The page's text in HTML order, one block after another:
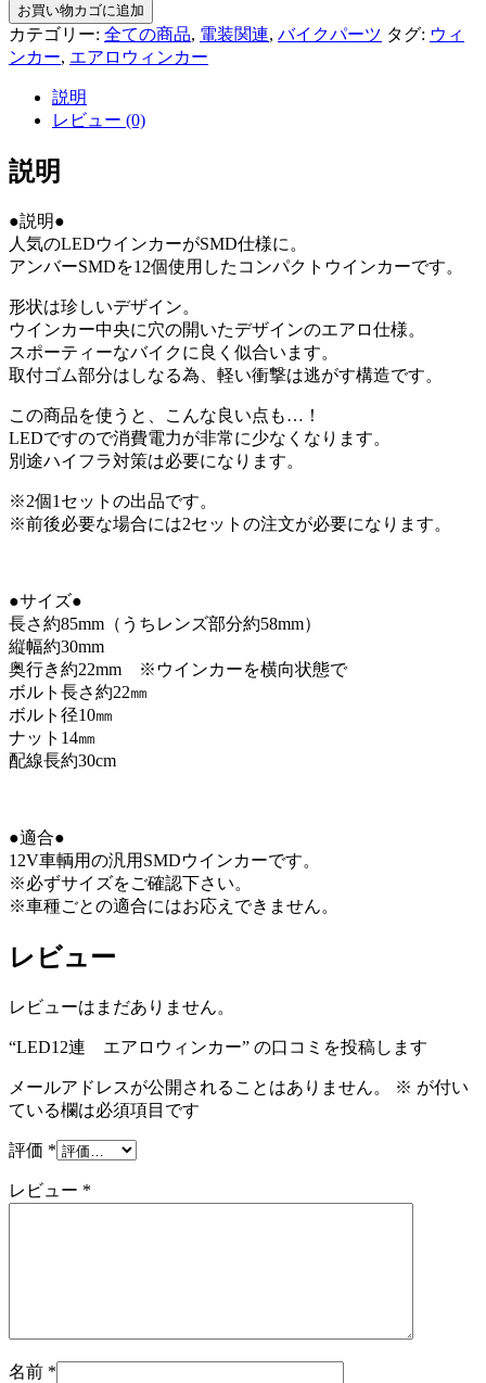
お買い物カゴに追加
カテゴリー: 全ての商品, 電装関連, バイクパーツ タグ: ウィ
ンカー, エアロウィンカー
説明
レビュー (0)
説明
●説明●
人気のLEDウインカーがSMD仕様に。
アンバーSMDを12個使用したコンパクトウインカーです。
形状は珍しいデザイン。
ウインカー中央に穴の開いたデザインのエアロ仕様。
スポーティーなバイクに良く似合います。
取付ゴム部分はしなる為、軽い衝撃は逃がす構造です。
この商品を使うと、こんな良い点も…！
LEDですので消費電力が非常に少なくなります。
別途ハイフラ対策は必要になります。
※2個1セットの出品です。
※前後必要な場合には2セットの注文が必要になります。
●サイズ●
長さ約85mm（うちレンズ部分約58mm）
縦幅約30mm
奥行き約22mm ※ウインカーを横向状態で
ボルト長さ約22㎜
ボルト径10㎜
ナット14㎜
配線長約30cm
●適合●
12V車輌用の汎用SMDウインカーです。
※必ずサイズをご確認下さい。
※車種ごとの適合にはお応えできません。
レビュー
レビューはまだありません。
“LED12連 エアロウィンカー” の口コミを投稿します
メールアドレスが公開されることはありません。 ※ が付い
ている欄は必須項目です
評価 *
レビュー *
名前 *